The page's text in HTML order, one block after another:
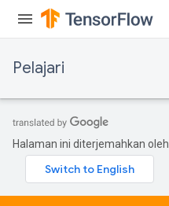
Pelajari
Halaman ini diterjemahkan oleh